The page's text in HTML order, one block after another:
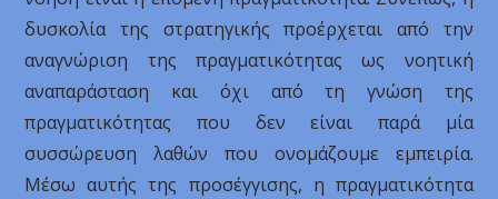
δυσκολία της στρατηγικής προέρχεται από την
αναγνώριση της πραγματικότητας ως νοητική
αναπαράσταση και όχι από τη γνώση της
πραγματικότητας που δεν είναι παρά μία
συσσώρευση λαθών που ονομάζουμε εμπειρία.
Μέσω αυτής της προσέγγισης, η πραγματικότητα